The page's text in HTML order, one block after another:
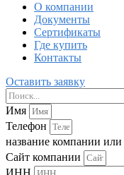
О компании
Документы
Сертификаты
Где купить
Контакты
Оставить заявку
Имя
Телефон
название компании
Сайт компании
ИНН